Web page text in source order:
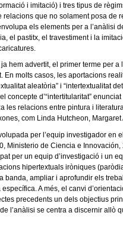
i imitació) i tres tipus de
que no solament posa
els elements per a l’anàlisi
el pastitx, el travestiment i la
hem advertit, el primer terme per
molts casos, les aportacions
aleatòria” i “intertextualitat
d’“intertitularitat” enunciat
relacions entre pintura i
com Linda Hutcheon,
per l’equip investigador
de Ciencia e
per un equip d’investigació i un
hipertextuals iròniques
ampliar i aprofundir els
A més, el canvi
precedents un dels objectius
l’anàlisi se centra a discernir